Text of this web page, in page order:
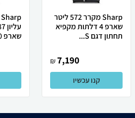
Sharp מקרר 572 ליטר
שארפ 4 דלתות מקפיא
תחתון דגם S...
7,190
₪
קנו עכשיו
שארפ SJ-3840...